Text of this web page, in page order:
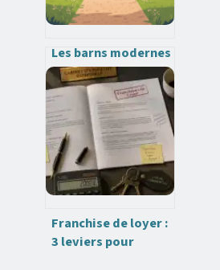
Les barns modernes
en france : usages,
prix et conseils
essentiels
Franchise de loyer :
3 leviers pour